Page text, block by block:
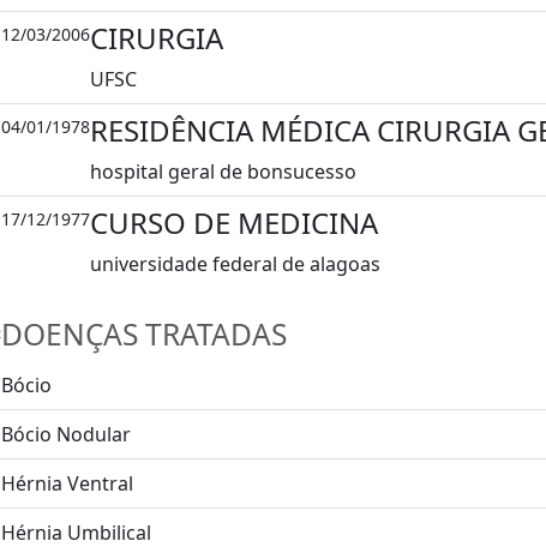
12/03/2006CIRURGIA
UFSC
04/01/1978RESIDÊNCIA MÉDICA CIRURGIA
hospital geral de bonsucesso
17/12/1977CURSO DE MEDICINA
universidade federal de alagoas
DOENÇAS TRATADAS
Bócio
Bócio Nodular
Hérnia Ventral
Hérnia Umbilical